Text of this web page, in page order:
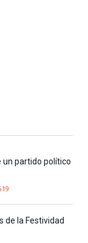
un partido político
de la Festividad